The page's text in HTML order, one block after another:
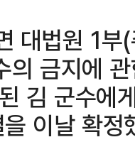
대법원 1
의 금지에
김 군수
이날 확정